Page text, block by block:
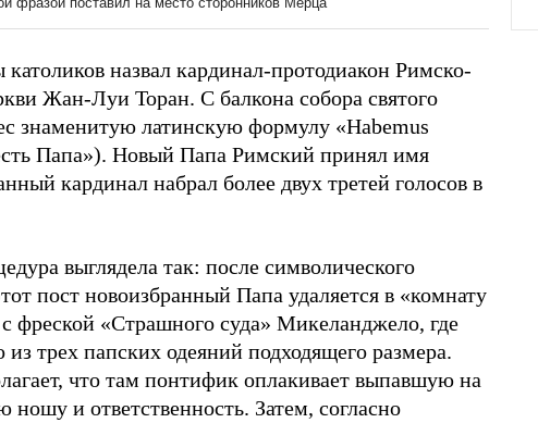
назвал кардинал-протодиакон Римско-
Жан-Луи Торан. С балкона собора святого
знаменитую латинскую формулу «Habemus
Папа»). Новый Папа Римский принял имя
кардинал набрал более двух третей голосов в
выглядела так: после символического
пост новоизбранный Папа удаляется в «комнату
с фреской «Страшного суда» Микеланджело, где
из трех папских одеяний подходящего размера.
что там понтифик оплакивает выпавшую на
ношу и ответственность. Затем, согласно